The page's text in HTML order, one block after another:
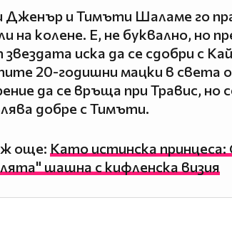
Дженър и Тимъти Шаламе го
на колене. Е, не буквално, но
звездата иска да се сдобри с
20-годишни мацки в света
да се връща при Травис, но
добре с Тимъти.
още: Като истинска
шашна с кифленска визия